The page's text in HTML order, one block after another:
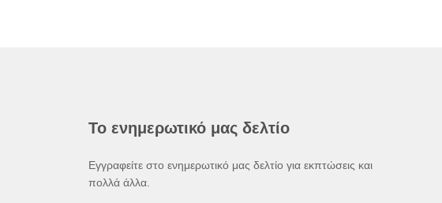
Το ενημερωτικό μας δελτίο
Εγγραφείτε στο ενημερωτικό μας δελτίο για εκπτώσεις και
πολλά άλλα.